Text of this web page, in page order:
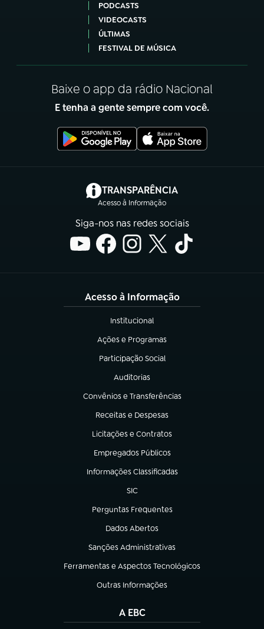
PODCASTS
VIDEOCASTS
ÚLTIMAS
FESTIVAL DE MÚSICA
Baixe o app da rádio Nacional
E tenha a gente sempre com você.
TRANSPARÊNCIA
Acesso à Informação
(abre em nova aba)
Siga-nos nas redes sociais
Acesso à Informação
Institucional
(abre em nova aba)
Ações e Programas
(abre em nova aba)
Participação Social
(abre em nova aba)
Auditorias
(abre em nova aba)
Convênios e Transferências
(abre em nova aba)
Receitas e Despesas
(abre em nova aba)
Licitações e Contratos
(abre em nova aba)
Empregados Públicos
(abre em nova aba)
Informações Classificadas
(abre em nova aba)
SIC
(abre em nova aba)
Perguntas Frequentes
(abre em nova aba)
Dados Abertos
(abre em nova aba)
Sanções Administrativas
(abre em nova aba)
Ferramentas e Aspectos Tecnológicos
(abre em nova aba)
Outras Informações
(abre em nova aba)
A EBC